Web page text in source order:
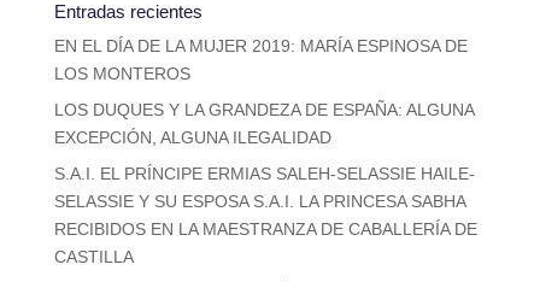
Entradas recientes
EN EL DÍA DE LA MUJER 2019: MARÍA ESPINOSA DE
LOS MONTEROS
LOS DUQUES Y LA GRANDEZA DE ESPAÑA: ALGUNA
EXCEPCIÓN, ALGUNA ILEGALIDAD
S.A.I. EL PRÍNCIPE ERMIAS SALEH-SELASSIE HAILE-
SELASSIE Y SU ESPOSA S.A.I. LA PRINCESA SABHA
RECIBIDOS EN LA MAESTRANZA DE CABALLERÍA DE
CASTILLA